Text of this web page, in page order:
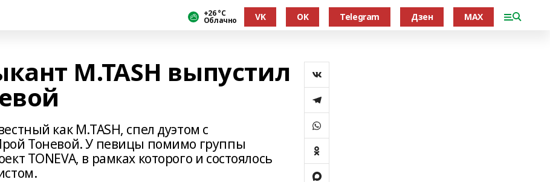
+26 °С
Облачно VK OK Telegram Дзен MAX
M.TASH выпустил
как M.TASH, спел дуэтом с
Тоневой. У певицы помимо группы
TONEVA, в рамках которого и состоялось